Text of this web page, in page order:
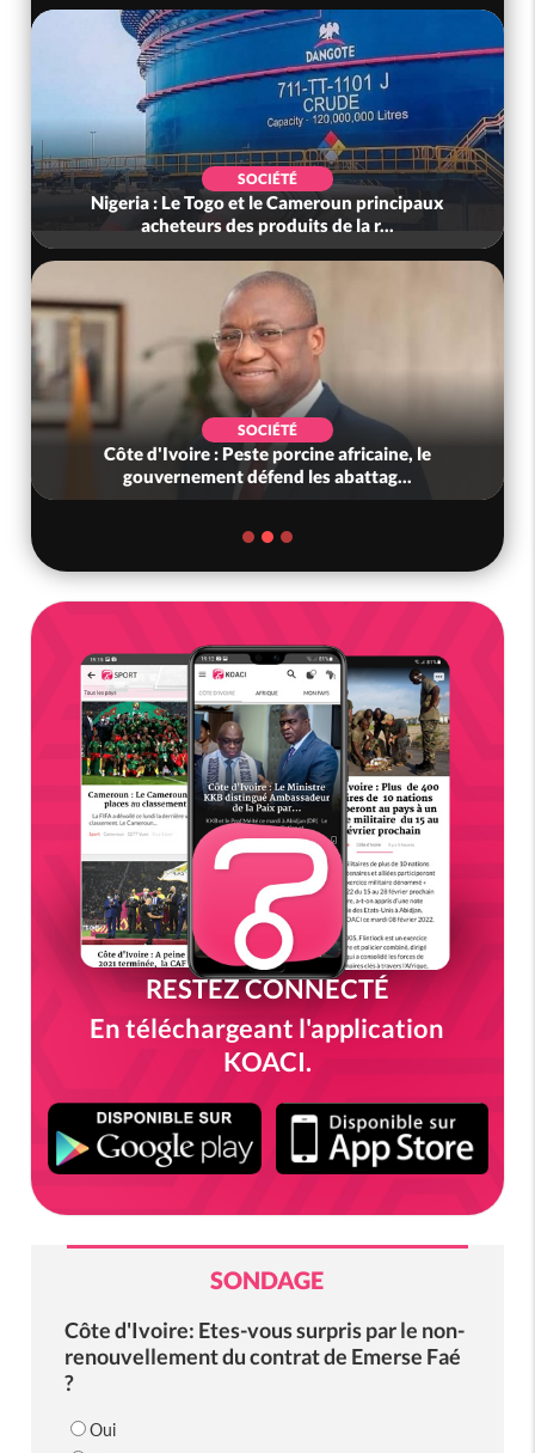
SOCIÉTÉ
Nigeria : Le Togo et le Cameroun principaux
acheteurs des produits de la r...
SOCIÉTÉ
Côte d'Ivoire : Peste porcine africaine, le
gouvernement défend les abattag...
RESTEZ CONNECTÉ
En téléchargeant l'application
KOACI.
SONDAGE
Côte d'Ivoire: Etes-vous surpris par le non-
renouvellement du contrat de Emerse Faé
?
Oui